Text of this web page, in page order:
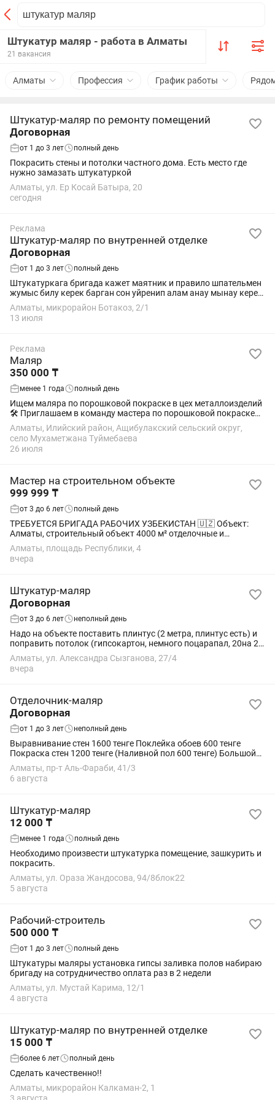
Штукатур маляр - работа в Алматы
21 вакансия
Алматы Профессия График работы
Штукатур-маляр по ремонту помещений
Договорная
от 1 до 3 лет полный день
Покрасить стены и потолки частного дома. Есть место где
нужно замазать штукатуркой
Алматы, ул. Ер Косай Батыра, 20
сегодня
Реклама
Штукатур-маляр по внутренней отделке
Договорная
от 1 до 3 лет полный день
Штукатуркага бригада кажет маятник и правило шпательмен
жумыс билу керек барган сон уйренип алам анау мынау керек
емес. Тек стажы бар опытный мастер керек зп обьемга. Зп
500000-1 млнга дейин....
Алматы, микрорайон Ботакоз, 2/1
13 июля
Реклама
Маляр
350 000 ₸
менее 1 года полный день
Ищем маляра по порошковой покраске в цех металлоизделий
🛠️ Приглашаем в команду мастера по порошковой покраске
металлических изделий. Цех оснащен всем необходимым
оборудованием. Что предстоит...
Алматы, Илийский район, Ащибулакский сельский округ,
село Мухаметжана Туймебаева
26 июля
Мастер на строительном объекте
999 999 ₸
от 3 до 6 лет полный день
ТРЕБУЕТСЯ БРИГАДА РАБОЧИХ УЗБЕКИСТАН 🇺🇿 Объект:
Алматы, строительный объект 4000 м² отделочные и
ремонтные работы Специалисты: • штукатуры под маяк •
маляры • отделочники • разнорабочие • другие...
Алматы, площадь Республики, 4
вчера
Штукатур-маляр
Договорная
от 3 до 6 лет неполный день
Надо на объекте поставить плинтус (2 метра, плинтус есть) и
поправить потолок (гипсокартон, немного поцарапал, 20на 20
см)
Алматы, ул. Александра Сызганова, 27/4
вчера
Отделочник-маляр
Договорная
от 1 до 3 лет неполный день
Выравнивание стен 1600 тенге Поклейка обоев 600 тенге
Покраска стен 1200 тенге (Наливной пол 600 тенге) Большой
объем малярных работ
Алматы, пр-т Аль-Фараби, 41/3
6 августа
Штукатур-маляр
12 000 ₸
менее 1 года полный день
Необходимо произвести штукатурка помещение, зашкурить и
покрасить.
Алматы, ул. Ораза Жандосова, 94/8блок22
5 августа
Рабочий-строитель
500 000 ₸
от 1 до 3 лет полный день
Штукатуры маляры установка гипсы заливка полов набираю
бригаду на сотрудничество оплата раз в 2 недели
Алматы, ул. Мустай Карима, 12/1
4 августа
Штукатур-маляр по внутренней отделке
15 000 ₸
более 6 лет полный день
Сделать качественно!!
Алматы, микрорайон Калкаман-2, 1